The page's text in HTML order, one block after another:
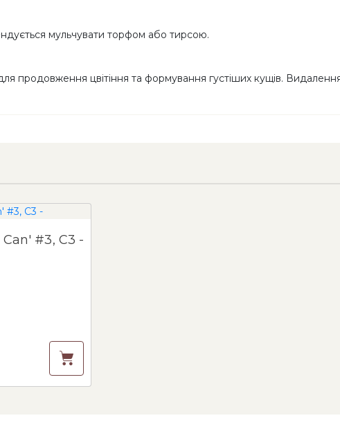
мульчувати торфом або тирсою.
продовження цвітіння та формування густіших кущів. Видалення
Геленіум 'Can Can' #3, C3 -